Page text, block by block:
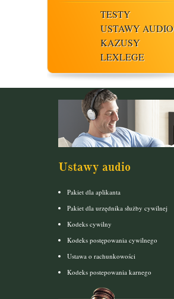
TESTY
USTAWY AUDIO
KAZUSY
LEXLEGE
Ustawy audio
Pakiet dla aplikanta
Pakiet dla urzędnika służby cywilnej
Kodeks cywilny
Kodeks postępowania cywilnego
Ustawa o rachunkowości
Kodeks postepowania karnego